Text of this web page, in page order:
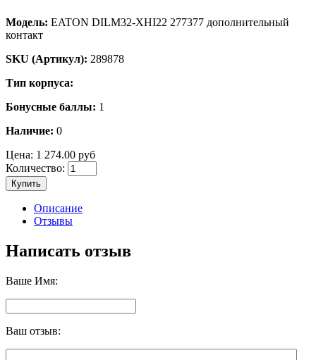
Модель: EATON DILM32-XHI22 277377 дополнительный
контакт
SKU (Артикул): 289878
Тип корпуса:
Бонусные баллы: 1
Наличие: 0
Цена: 1 274.00 руб
Количество:
Купить
Описание
Отзывы
Написать отзыв
Ваше Имя:
Ваш отзыв: